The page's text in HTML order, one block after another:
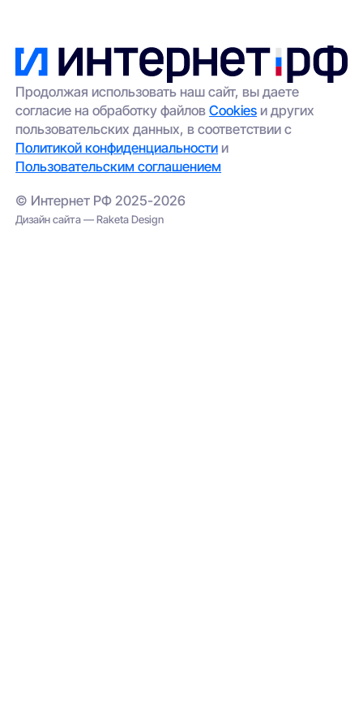
Продолжая использовать наш сайт, вы даете
согласие на обработку файловCookies и других
пользовательских данных, в соответствии с
Политикой конфиденциальности и
Пользовательским соглашением
© Интернет РФ 2025-2026
Дизайн сайта — Raketa Design